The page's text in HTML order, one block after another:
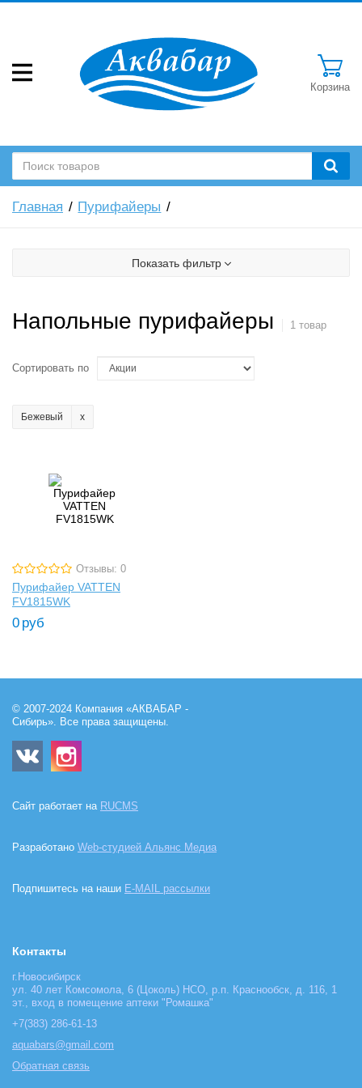
Корзина
Главная Пурифайеры
Показать фильтр
Напольные пурифайеры 1 товар
Сортировать по
Бежевый
Отзывы: 0
Пурифайер VATTEN
FV1815WK
0 руб
© 2007-2024 Компания «АКВАБАР -
Сибирь». Все права защищены.
Сайт работает на RUCMS
Разработано Web-студией Альянс Медиа
Подпишитесь на наши E-MAIL рассылки
Контакты
г.Новосибирск
ул. 40 лет Комсомола, 6 (Цоколь) НСО, р.п. Краснообск, д. 116, 1
эт., вход в помещение аптеки "Ромашка"
+7(383) 286-61-13
aquabars@gmail.com
Обратная связь